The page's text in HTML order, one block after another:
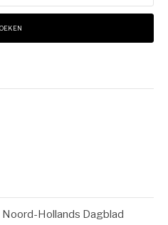
Noord-Hollands Dagblad